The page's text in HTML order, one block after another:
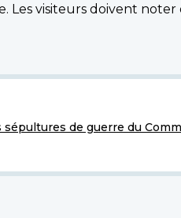
Les visiteurs doivent
sépultures de guerre du